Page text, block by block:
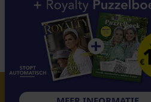
Royalty participeert in diverse affiliate
dat Royalty commissies ontvangt voor
Deze website wordt niet gesponsord door